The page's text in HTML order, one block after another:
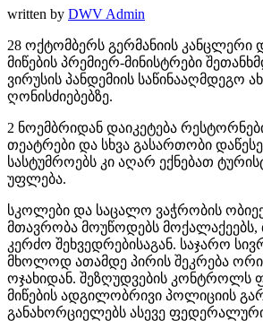
written by DWV Admin
28 ოქტომბერს გერმანიის
მიწების პრემიერ-მინისტრები
ვირუსის პანდემიის საწინააღმდეგო
ღონისძიებებზე.
2 ნოემბრიდან დაიკეტება
თეატრები და სხვა გასართობი
სასტუმროებს კი აღარ ექნებათ
უფლება.
სკოლები და საცალო ვაჭრობის
მთავრობა მოუწოდებს მოქალაქეებს,
კერძო შეხვედრებისაგან. საჯარო
მხოლოდ ათამდე პირის შეკრება ორი
ოჯახიდან. შეზღუდვების
მიწების ადგილობრივი პოლიციის
განახორციელებს ასევე